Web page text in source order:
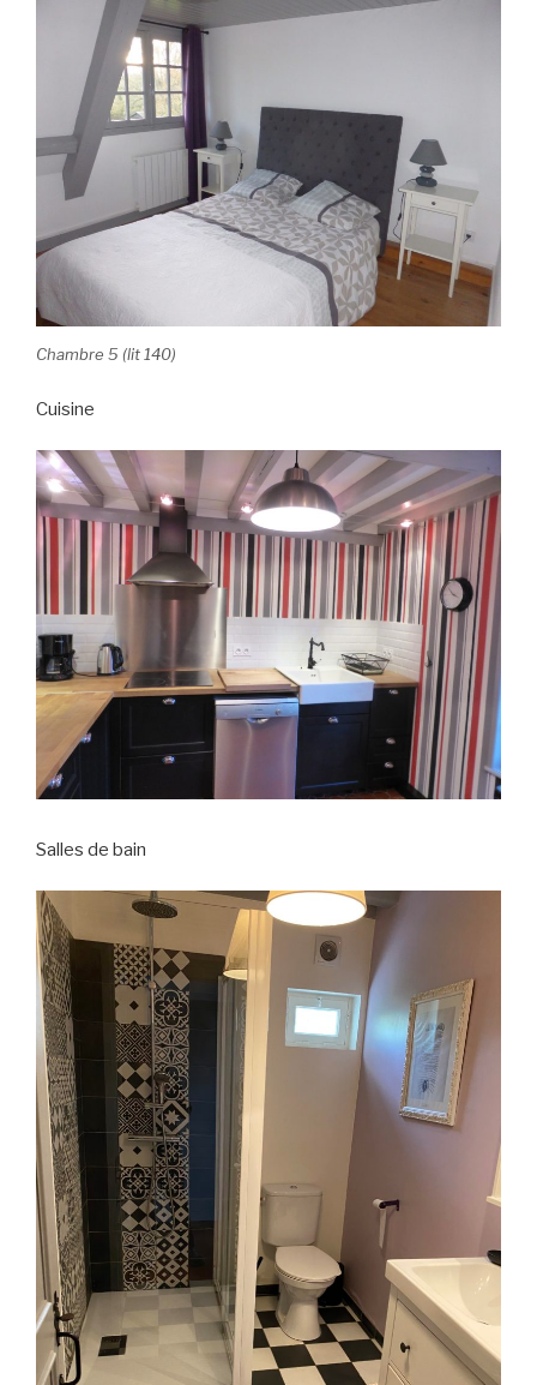
Chambre 5 (lit 140)
Cuisine
Salles de bain